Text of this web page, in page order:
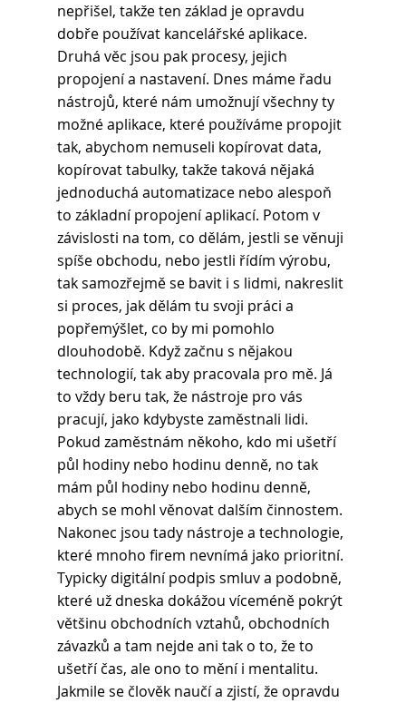
nepřišel, takže ten základ je opravdu
dobře používat kancelářské aplikace.
Druhá věc jsou pak procesy, jejich
propojení a nastavení. Dnes máme řadu
nástrojů, které nám umožnují všechny ty
možné aplikace, které používáme propojit
tak, abychom nemuseli kopírovat data,
kopírovat tabulky, takže taková nějaká
jednoduchá automatizace nebo alespoň
to základní propojení aplikací. Potom v
závislosti na tom, co dělám, jestli se věnuji
spíše obchodu, nebo jestli řídím výrobu,
tak samozřejmě se bavit i s lidmi, nakreslit
si proces, jak dělám tu svoji práci a
popřemýšlet, co by mi pomohlo
dlouhodobě. Když začnu s nějakou
technologií, tak aby pracovala pro mě. Já
to vždy beru tak, že nástroje pro vás
pracují, jako kdybyste zaměstnali lidi.
Pokud zaměstnám někoho, kdo mi ušetří
půl hodiny nebo hodinu denně, no tak
mám půl hodiny nebo hodinu denně,
abych se mohl věnovat dalším činnostem.
Nakonec jsou tady nástroje a technologie,
které mnoho firem nevnímá jako prioritní.
Typicky digitální podpis smluv a podobně,
které už dneska dokážou víceméně pokrýt
většinu obchodních vztahů, obchodních
závazků a tam nejde ani tak o to, že to
ušetří čas, ale ono to mění i mentalitu.
Jakmile se člověk naučí a zjistí, že opravdu